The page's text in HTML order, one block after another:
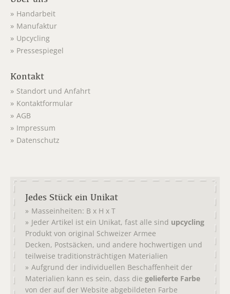
Handarbeit
Manufaktur
Upcycling
Pressespiegel
Kontakt
Standort und Anfahrt
Kontaktformular
AGB
Impressum
Datenschutz
Jedes Stück ein Unikat
Masseinheiten: B x H x T
Jeder Artikel ist ein Unikat, fast alle sind upcycling
Produkt von original Schweizer Armee
Decken, Postsäcken, und andere hochwertigen und
teilweise traditionsträchtigen Materialien
Aufgrund der individuellen Beschaffenheit der
Materialien kann es sein, dass die gelieferte Farbe
von der auf der Website abgebildeten Farbe